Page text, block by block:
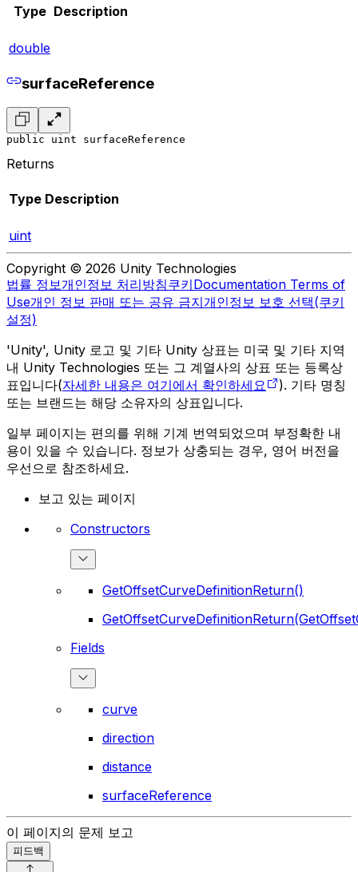
Type Description
double
surfaceReference
public uint surfaceReference
Returns
Type Description
uint
Copyright © 2026 Unity Technologies
법률 정보개인정보 처리방침쿠키Documentation Terms of
Use개인 정보 판매 또는 공유 금지개인정보 보호 선택(쿠키
설정)
'Unity', Unity 로고 및 기타 Unity 상표는 미국 및 기타 지역
내 Unity Technologies 또는 그 계열사의 상표 또는 등록상
표입니다(자세한 내용은 여기에서 확인하세요
). 기타 명칭
또는 브랜드는 해당 소유자의 상표입니다.
일부 페이지는 편의를 위해 기계 번역되었으며 부정확한 내
용이 있을 수 있습니다. 정보가 상충되는 경우, 영어 버전을
우선으로 참조하세요.
보고 있는 페이지
Constructors
GetOffsetCurveDefinitionReturn()
Fields
curve
direction
distance
surfaceReference
이 페이지의 문제 보고
피드백